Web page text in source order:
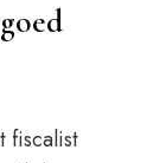
fiscalist